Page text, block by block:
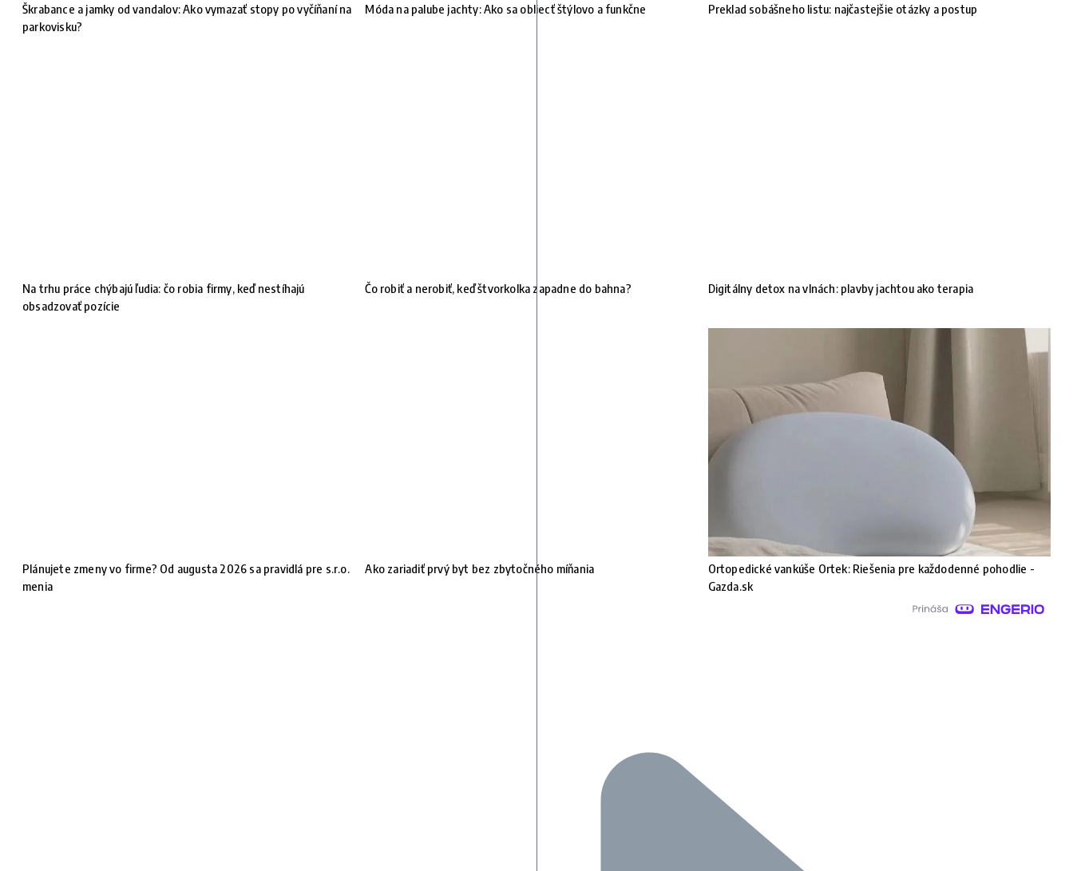
Škrabance a jamky od vandalov: Ako vymazať stopy po vyčíňaní na
parkovisku?
Móda na palube jachty: Ako sa obliecť štýlovo a funkčne Preklad sobášneho listu: najčastejšie otázky a postup
Na trhu práce chýbajú ľudia: čo robia firmy, keď nestíhajú
obsadzovať pozície
Čo robiť a nerobiť, keď štvorkolka zapadne do bahna? Digitálny detox na vlnách: plavby jachtou ako terapia
Plánujete zmeny vo firme? Od augusta 2026 sa pravidlá pre s.r.o.
menia
Ako zariadiť prvý byt bez zbytočného míňania
Ortopedické vankúše Ortek: Riešenia pre každodenné pohodlie -
Gazda.sk